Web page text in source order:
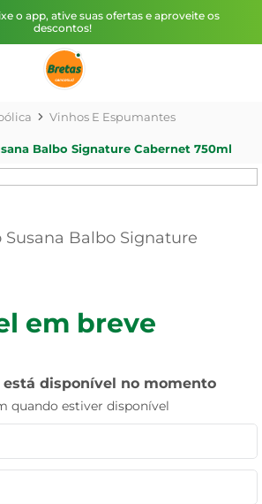
o app, ative suas ofertas e aproveite os
descontos!
Vinhos E Espumantes
Balbo Signature Cabernet 750ml
Balbo Signature
em breve
disponível no momento
quando estiver disponível